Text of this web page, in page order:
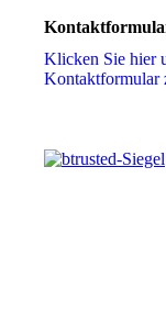
Klicken Sie hier
Kon­takt­for­mu­lar